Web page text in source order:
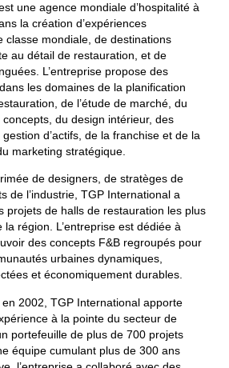
une agence mondiale d’hospitalité à
la création d’expériences
classe mondiale, de destinations
au détail de restauration, et de
L’entreprise propose des
les domaines de la planification
de l’étude de marché, du
du design intérieur, des
d’actifs, de la franchise et de la
marketing stratégique.
de designers, de stratèges de
de l’industrie, TGP International a
projets de halls de restauration les plus
région. L’entreprise est dédiée à
des concepts F&B regroupés pour
urbaines dynamiques,
et économiquement durables.
2002, TGP International apporte
à la pointe du secteur de
portefeuille de plus de 700 projets
équipe cumulant plus de 300 ans